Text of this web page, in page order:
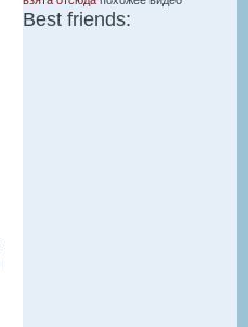
Best friends: